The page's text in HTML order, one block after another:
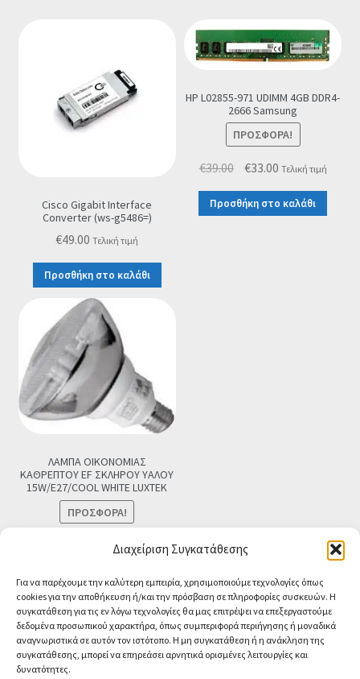
Διαχείριση Συγκατάθεσης
Για να παρέχουμε την καλύτερη εμπειρία, χρησιμοποιούμε τεχνολογίες όπως
cookies για την αποθήκευση ή/και την πρόσβαση σε πληροφορίες συσκευών. Η
συγκατάθεση για τις εν λόγω τεχνολογίες θα μας επιτρέψει να επεξεργαστούμε
δεδομένα προσωπικού χαρακτήρα, όπως συμπεριφορά περιήγησης ή μοναδικά
αναγνωριστικά σε αυτόν τον ιστότοπο. Η μη συγκατάθεση ή η ανάκληση της
συγκατάθεσης, μπορεί να επηρεάσει αρνητικά ορισμένες λειτουργίες και
δυνατότητες.
Cisco Gigabit Interface
Converter (ws-g5486=)
€49.00 Τελική τιμή
Προσθήκη στο καλάθι
HP L02855-971 UDIMM 4GB DDR4-
2666 Samsung
ΠΡΟΣΦΟΡΆ!
€39.00 Original
was:
€33.00Η
τιμή
Τελική τιμή
Προσθήκη στο καλάθι
ΛΑΜΠΑ ΟΙΚΟΝΟΜΙΑΣ
ΚΑΘΡΕΠΤΟΥ EF ΣΚΛΗΡΟΥ ΥΑΛΟΥ
15W/E27/COOL WHITE LUXTEK
ΠΡΟΣΦΟΡΆ!
Original
was:
€4.90.
Η
τιμή
είναι:
€3.90.
Τελική τιμή
Προσθήκη στο καλάθι